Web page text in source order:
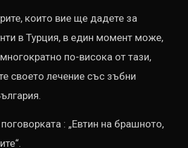
които вие ще дадете за
в Турция, в един момент може,
по-висока от тази,
своето лечение със зъбни
: „Евтин на брашното,